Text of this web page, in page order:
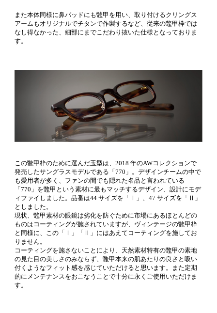
また本体同様に鼻パッドにも鼈甲を用い、取り付けるクリングス
アームもオリジナルでチタンで作製するなど、従来の鼈甲枠では
なし得なかった、細部にまでこだわり抜いた仕様となっておりま
す。
この鼈甲枠のために選んだ玉型は、2018 年のAWコレクションで
発売したサングラスモデルである「770」。デザインチームの中で
も愛用者が多く、ファンの間でも隠れた名品と言われている
「770」を鼈甲という素材に最もマッチするデザイン、設計にモデ
ィファイしました。品番は44 サイズを「Ⅰ」、47 サイズを「Ⅱ」
としました。
現状、鼈甲素材の眼鏡は劣化を防ぐために市場にあるほとんどの
ものはコーティングが施されていますが、ヴィンテージの鼈甲枠
と同様に、この「Ⅰ」「Ⅱ」にはあえてコーティングを施してお
りません。
コーティングを施さないことにより、天然素材特有の鼈甲の素地
の見た目の美しさのみならず、鼈甲本来の肌あたりの良さと吸い
付くようなフィット感を感じていただけると思います。また定期
的にメンテナンスをおこなうことで十分に永くご使用いただけま
す。